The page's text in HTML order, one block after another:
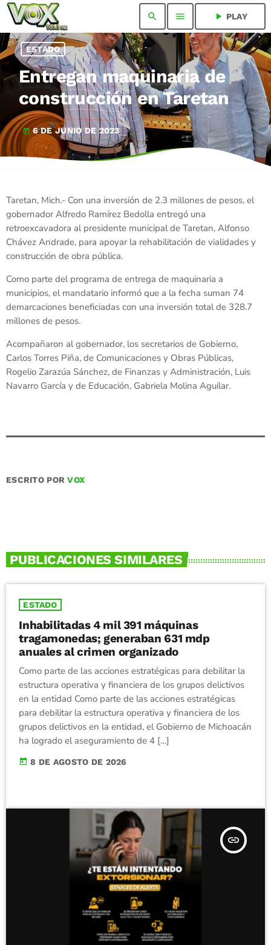
search menu play_arrow PLAY
ESTADO
Entregan maquinaria de
construcción en Taretan
today 6 DE JUNIO DE 2023
Taretan, Mich.- Con una inversión de 2.3 millones de pesos, el
gobernador Alfredo Ramírez Bedolla entregó una
retroexcavadora al presidente municipal de Taretan, Alfonso
Chávez Andrade, para apoyar la rehabilitación de vialidades y
construcción de obra pública.
Como parte del programa de entrega de maquinaria a
municipios, el mandatario informó que a la fecha suman 74
demarcaciones beneficiadas con una inversión total de 328.7
millones de pesos.
Acompañaron al gobernador, los secretarios de Gobierno,
Carlos Torres Piña, de Comunicaciones y Obras Públicas,
Rogelio Zarazúa Sánchez, de Finanzas y Administración, Luis
Navarro García y de Educación, Gabriela Molina Aguilar.
ESCRITO PORVOX
PUBLICACIONES SIMILARES
ESTADO
Inhabilitadas 4 mil 391 máquinas
tragamonedas; generaban 631 mdp
anuales al crimen organizado
Como parte de las acciones estratégicas para debilitar la
estructura operativa y financiera de los grupos delictivos
en la entidad Como parte de las acciones estratégicas
para debilitar la estructura operativa y financiera de los
grupos delictivos en la entidad, el Gobierno de Michoacán
ha logrado el aseguramiento de 4 […]
today 8 DE AGOSTO DE 2026
insert_link